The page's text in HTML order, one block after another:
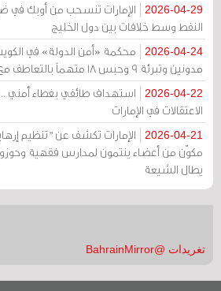
2026-04-29
الإمارات تنسحب من أوبك في
النفط وسط خلافات بين دول الخليج
2026-04-24
مدونين وتبرئة 9 وحبس 18 متهماً بالتعاطف مع إيران
2026-04-22
استهداف طائفي بغطاء أمني ..
الاعتقالات في الإمارات
2026-04-21
الإمارات تكشف عن "تنظيم
مكوّن من أعضاء ينتمون لمدارس فقهية
يطال الشيعة
تغريدات @BahrainMirror